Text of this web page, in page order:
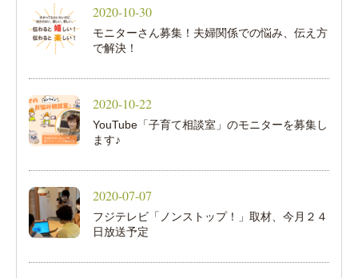
2020-10-30
モニターさん募集！夫婦関係での悩み、伝え方
で解決！
2020-10-22
YouTube「子育て相談室」のモニターを募集し
ます♪
2020-07-07
フジテレビ「ノンストップ！」取材、今月２４
日放送予定